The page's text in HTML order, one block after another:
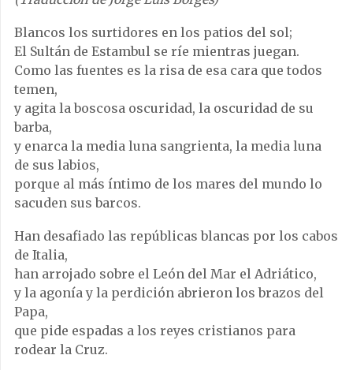
Blancos los surtidores en los patios del sol;
El Sultán de Estambul se ríe mientras juegan.
Como las fuentes es la risa de esa cara que todos
temen,
y agita la boscosa oscuridad, la oscuridad de su
barba,
y enarca la media luna sangrienta, la media luna
de sus labios,
porque al más íntimo de los mares del mundo lo
sacuden sus barcos.
Han desafiado las repúblicas blancas por los cabos
de Italia,
han arrojado sobre el León del Mar el Adriático,
y la agonía y la perdición abrieron los brazos del
Papa,
que pide espadas a los reyes cristianos para
rodear la Cruz.